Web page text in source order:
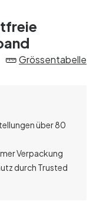
Grössentabelle
über 80
Verpackung
durch Trusted